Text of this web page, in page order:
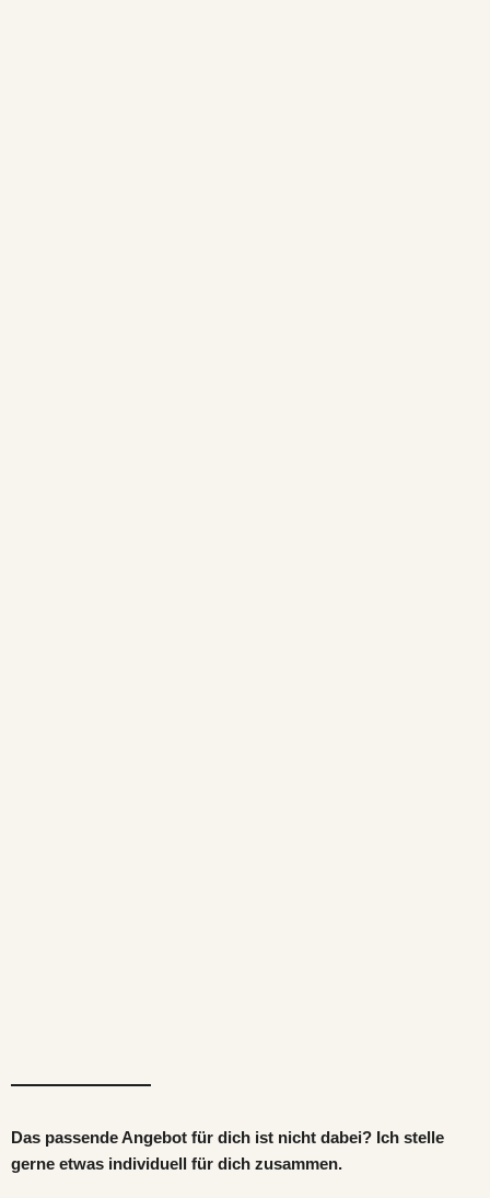
Das passende Angebot für dich ist nicht dabei? Ich stelle
gerne etwas individuell für dich zusammen.